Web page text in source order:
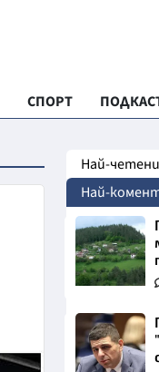
СПОРТ
"ЧУДЕСАТА НА
Най-четени
Най-